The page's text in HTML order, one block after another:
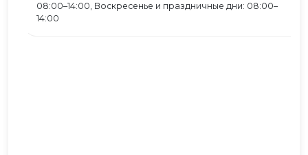
08:00–14:00, Воскресенье и праздничные дни: 08:00–
14:00